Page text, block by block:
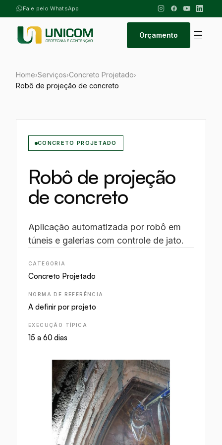
Fale pelo WhatsApp
Orçamento
Home›Serviços›Concreto Projetado›
Robô de projeção de concreto
CONCRETO PROJETADO
Robô de projeção
de concreto
Aplicação automatizada por robô em
túneis e galerias com controle de jato.
CATEGORIA
Concreto Projetado
NORMA DE REFERÊNCIA
A definir por projeto
EXECUÇÃO TÍPICA
15 a 60 dias